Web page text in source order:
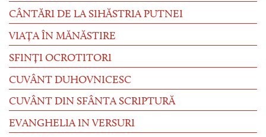
CÂNTĂRI DE LA SIHĂSTRIA PUTNEI
VIAȚA ÎN MĂNĂSTIRE
SFINȚI OCROTITORI
CUVÂNT DUHOVNICESC
CUVÂNT DIN SFÂNTA SCRIPTURĂ
EVANGHELIA IN VERSURI